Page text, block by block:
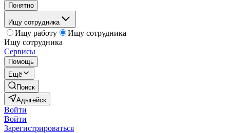
Понятно
Ищу сотрудника
Ищу работу
Ищу сотрудника
Ищу сотрудника
Сервисы
Помощь
Ещё
Поиск
Адыгейск
Войти
Войти
Зарегистрироваться